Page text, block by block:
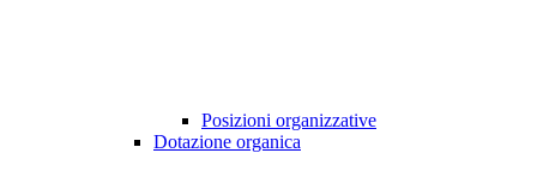
Posizioni organizzative
Dotazione organica